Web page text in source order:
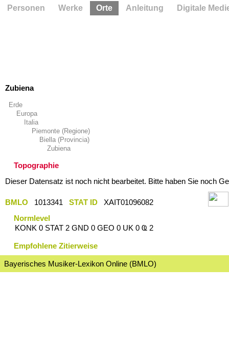
Zubiena
Erde
Europa
Italia
Piemonte (Regione)
Biella (Provincia)
Zubiena
Topographie
Dieser Datensatz ist noch nicht bearbeitet. Bitte haben Sie noch
BMLO 1013341 STAT ID
XAIT01096082
Normlevel
KONK 0 STAT 2 GND 0 GEO 0 UK 0 Ҩ 2
Empfohlene Zitierweise
Bayerisches Musiker-Lexikon Online (BMLO)
Personen Werke Orte Anleitung Digitale